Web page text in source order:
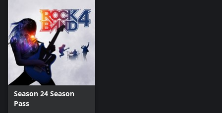
Season 24 Season
Pass